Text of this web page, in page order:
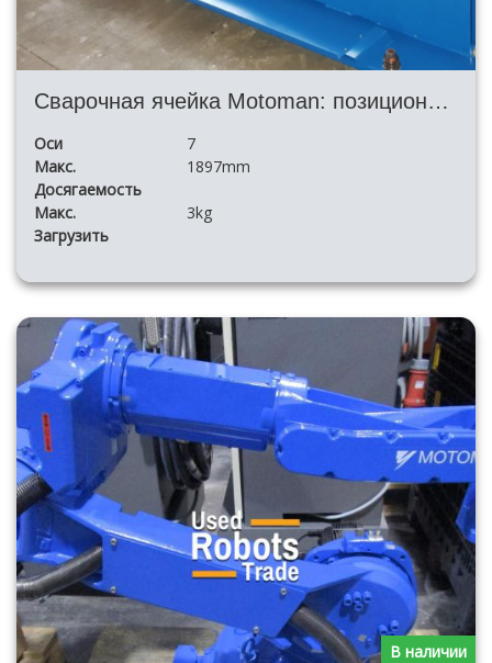
Сварочная ячейка Motoman: позиционер EA1900N NX100 + и сварочный аппарат SKS
Оси
7
Макс.
Досягаемость
1897mm
Макс.
Загрузить
3kg
В наличии